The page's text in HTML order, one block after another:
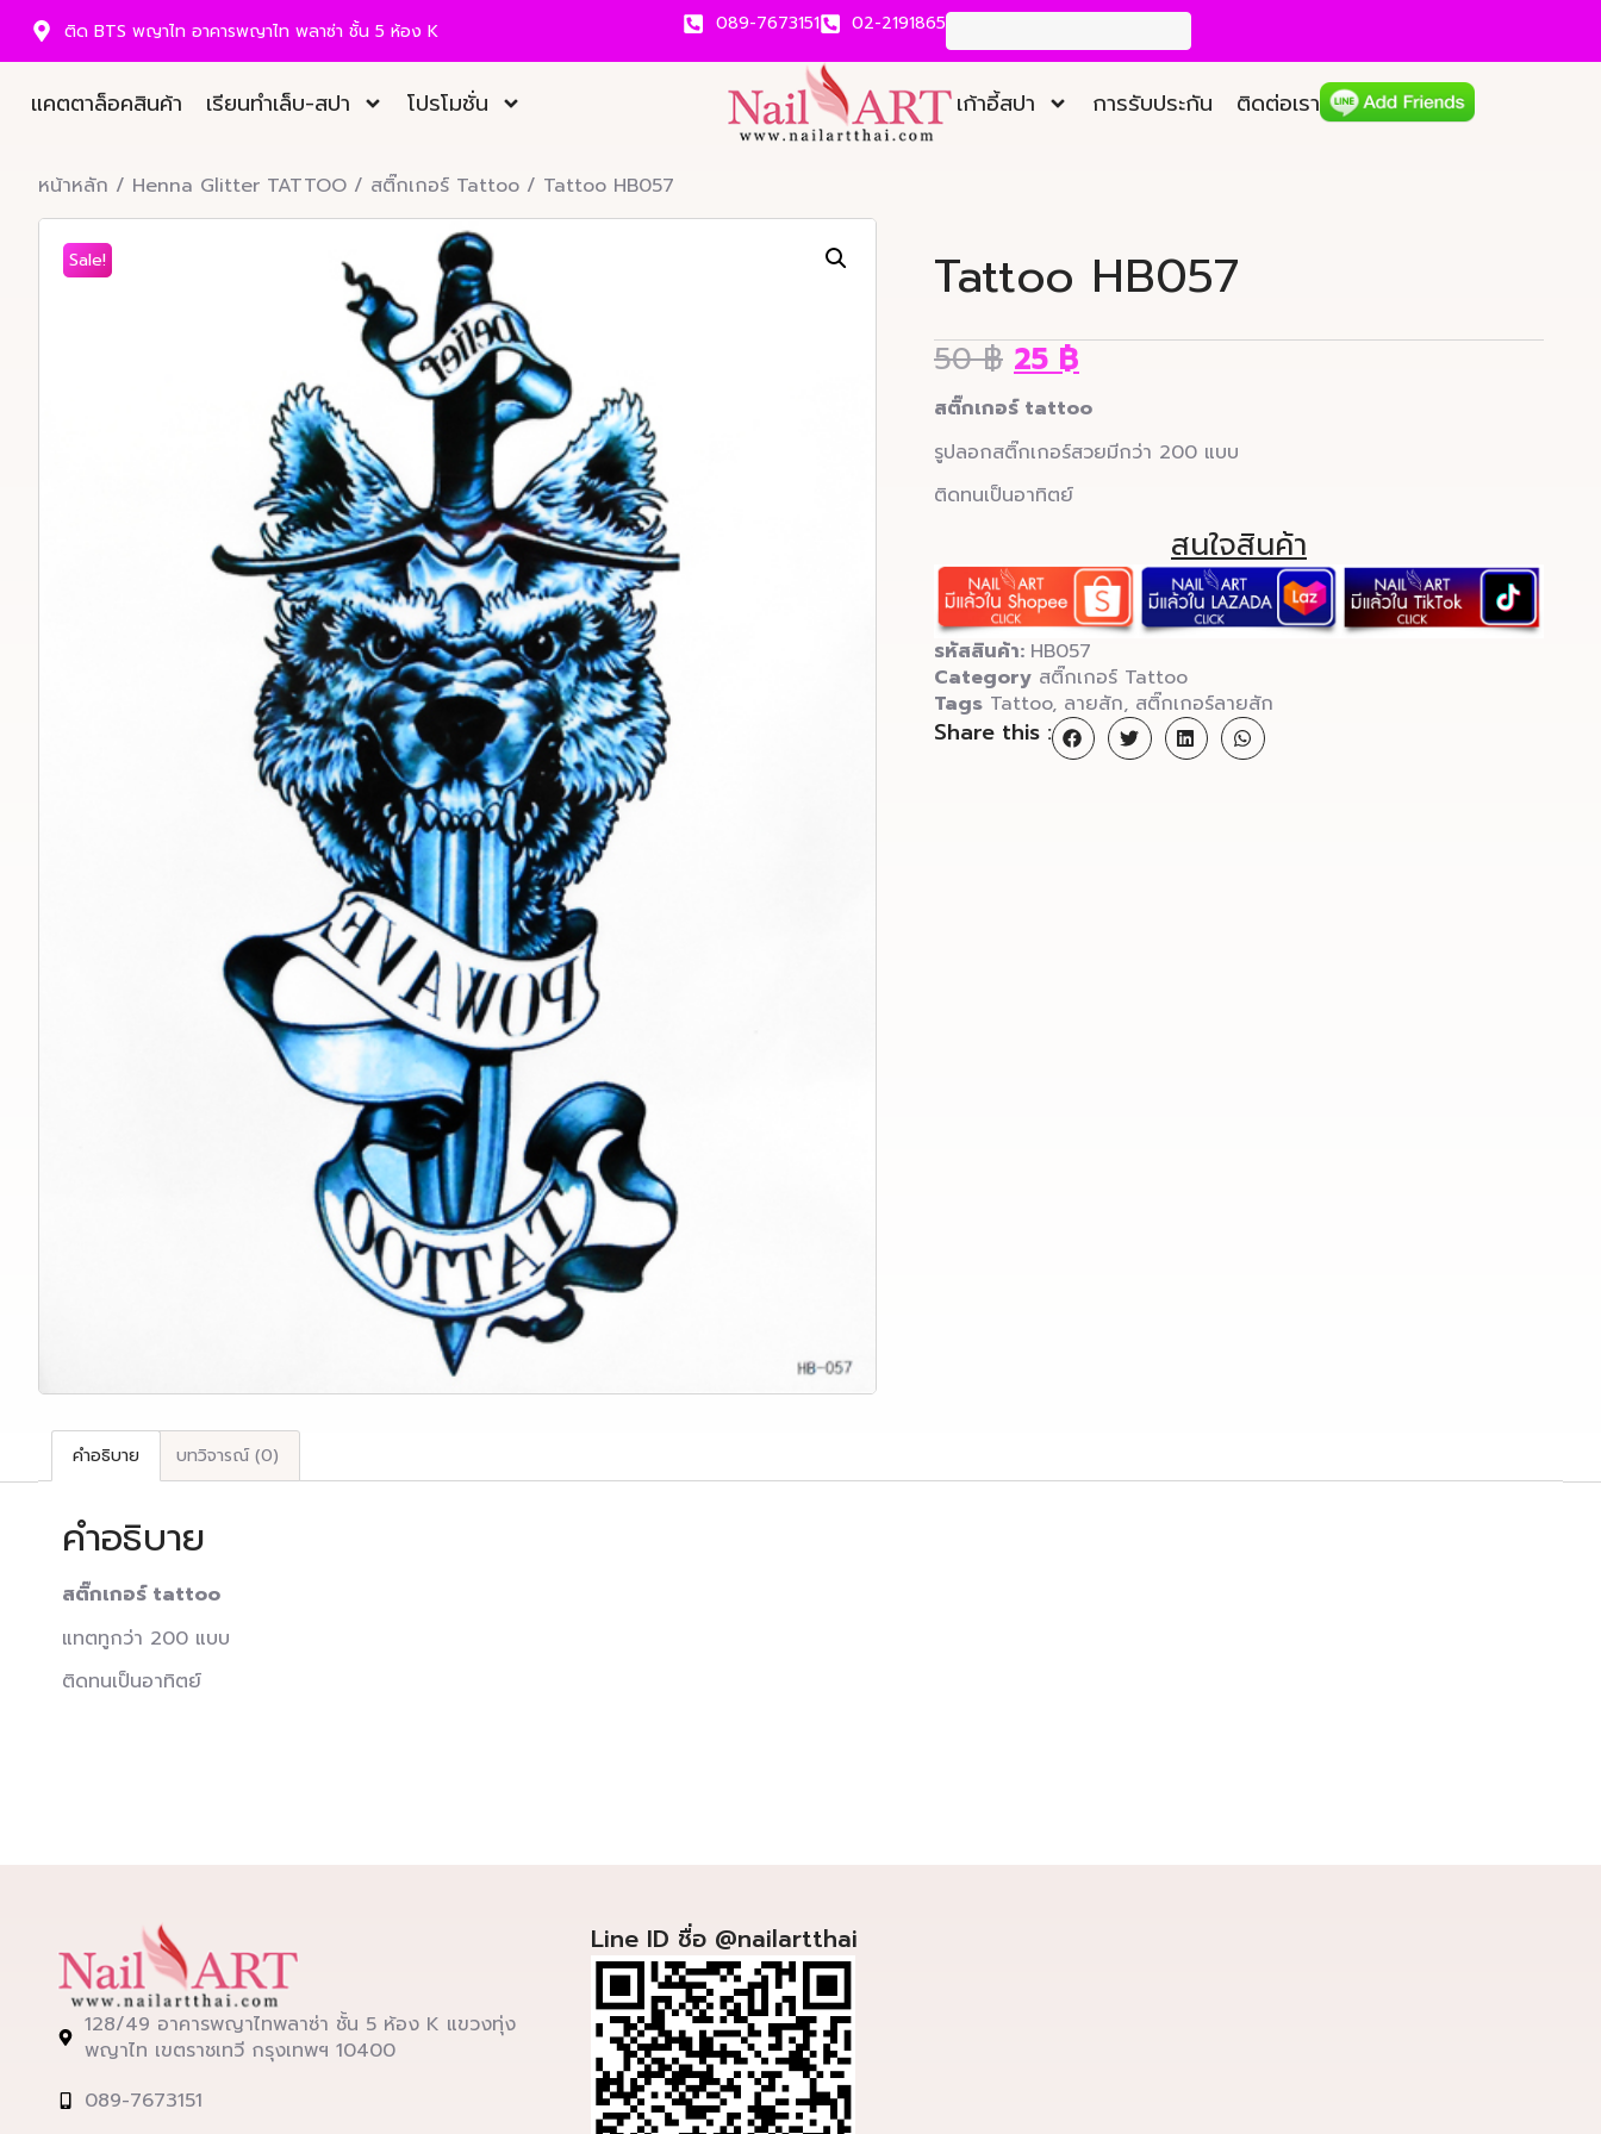
ติด BTS พญาไท อาคารพญาไท พลาซ่า ชั้น 5 ห้อง K 089-7673151 02-2191865
แคตตาล็อคสินค้า เรียนทำเล็บ-สปา โปรโมชั่น เก้าอี้สปา การรับประกัน ติดต่อเรา
หน้าหลัก / Henna Glitter TATTOO / สติ๊กเกอร์ Tattoo / Tattoo HB057
Sale! Tattoo HB057
50฿ 25฿
สติ๊กเกอร์ tattoo
รูปลอกสติ๊กเกอร์สวยมีกว่า 200 แบบ
ติดทนเป็นอาทิตย์
สนใจสินค้า
รหัสสินค้า: HB057
Category สติ๊กเกอร์ Tattoo
Tags Tattoo, ลายสัก, สติ๊กเกอร์ลายสัก
Share this :
คำอธิบาย บทวิจารณ์ (0)
คำอธิบาย
สติ๊กเกอร์ tattoo
แทตทูกว่า 200 แบบ
ติดทนเป็นอาทิตย์
128/49 อาคารพญาไทพลาซ่า ชั้น 5 ห้อง K แขวงทุ่ง
พญาไท เขตราชเทวี กรุงเทพฯ 10400
089-7673151
Line ID ชื่อ @nailartthai